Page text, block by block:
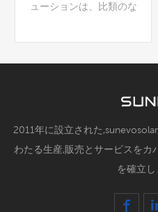
ューションは、比類のな
社のパワー バンクは、
て出力を自動的に調整
し、最適な充電効率を提
ム バッテリーは、多数
て電力供給の延長と耐久
2011年に設立された
わたる生産,販売とサービスをカ
を確立し